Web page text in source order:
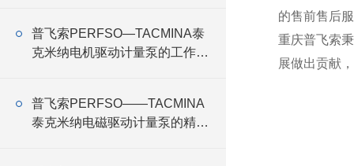
普飞索PERFSO—TACMINA泰
克米纳电机驱动计量泵的工作原
普飞索PERFSO——TACMINA
泰克米纳电磁驱动计量泵的精准
的售前售后
重庆普飞索
展做出贡献